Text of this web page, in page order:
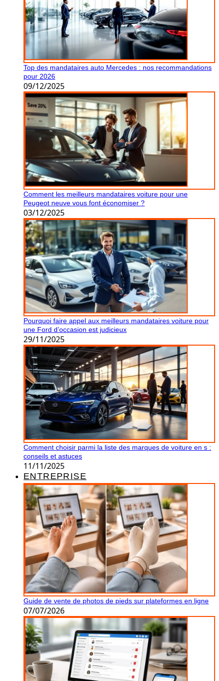
Top des mandataires auto Mercedes : nos recommandations
pour 2026
09/12/2025
Comment les meilleurs mandataires voiture pour une
Peugeot neuve vous font économiser ?
03/12/2025
Pourquoi faire appel aux meilleurs mandataires voiture pour
une Ford d’occasion est judicieux
29/11/2025
Comment choisir parmi la liste des marques de voiture en s :
conseils et astuces
11/11/2025
ENTREPRISE
Guide de vente de photos de pieds sur plateformes en ligne
07/07/2026